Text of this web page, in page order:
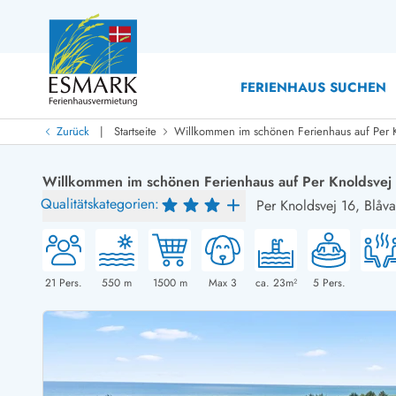
FERIENHAUS SUCHEN
Last Minute
Last Minute
Neu bei uns!
Neue Ferienhäuser bei ESMARKFerienhäuser mit Pool
Neurenovierte Ferienhäuser
Ferienhäuser mit Endreinigung inklusive
Ferienhäuser dicht am Strand
Ferienhäuser neu gebaut
Ferienhäuser Nicht-Raucher
Ferienhäuser mit Aussicht
Luxus
Zurück | Startseite Willkommen im schönen Ferienhaus auf Per
Willkommen im schönen Ferienhaus auf Per Knoldsvej
Qualitätskategorien:
Per Knoldsvej 16,
21 Pers. 550 m 1500m Max 3 ca. 23m² 5Pers.